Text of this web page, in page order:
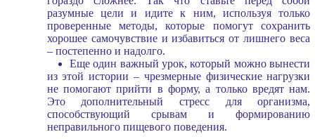
разумные цели и идите к ним, используя только
проверенные методы, которые помогут сохранить
хорошее самочувствие и избавиться от лишнего веса
– постепенно и надолго.
Еще один важный урок, который можно вынести
из этой истории – чрезмерные физические нагрузки
не помогают прийти в форму, а только вредят нам.
Это дополнительный стресс для организма,
способствующий срывам и формированию
неправильного пищевого поведения.